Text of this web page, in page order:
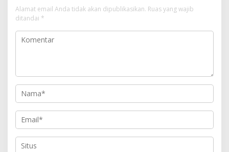
Alamat email Anda tidak akan dipublikasikan. Ruas yang wajib
ditandai *